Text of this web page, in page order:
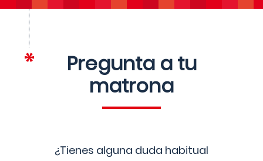
Pregunta a tu
matrona
¿Tienes alguna duda habitual